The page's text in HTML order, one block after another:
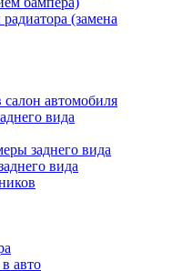
(замена
салон автомобиля
вида
заднего вида
вида
авто